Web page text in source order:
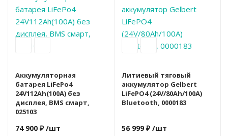
Аккумуляторная
батарея LiFePo4
24V112Ah(100A) без
дисплея, BMS смарт,
025103
74 900 ₽/шт
Акция
Литиевый тяговый
аккумулятор Gelbert
LiFePO4 (24V/80Ah/100A)
Bluetooth, 0000183
56 999 ₽/шт